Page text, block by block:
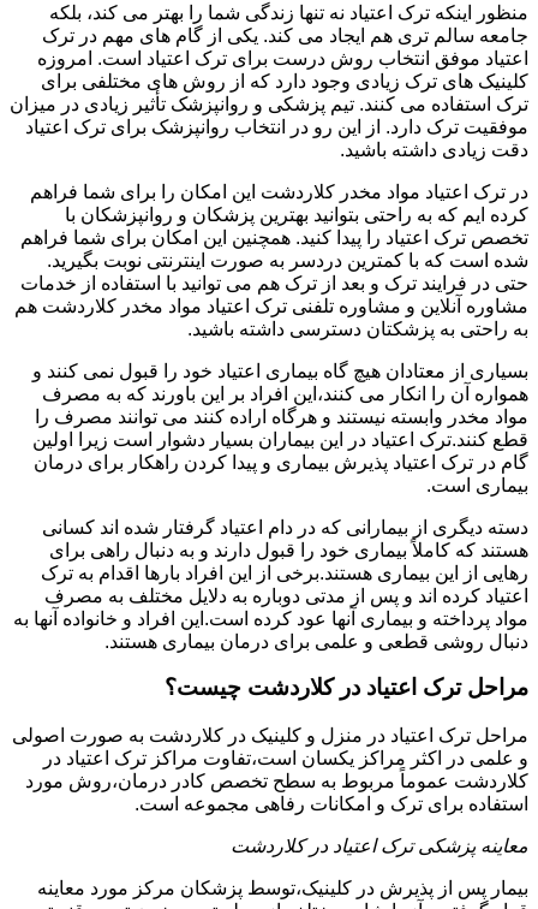
منظور اینکه ترک اعتیاد نه تنها زندگی شما را بهتر می کند، بلکه
جامعه سالم تری هم ایجاد می کند. یکی از گام های مهم در ترک
اعتیاد موفق انتخاب روش درست برای ترک اعتیاد است. امروزه
کلینیک های ترک زیادی وجود دارد که از روش های مختلفی برای
ترک استفاده می کنند. تیم پزشکی و روانپزشک تأثیر زیادی در میزان
موفقیت ترک دارد. از این رو در انتخاب روانپزشک برای ترک اعتیاد
دقت زیادی داشته باشید.
در ترک اعتیاد مواد مخدر کلاردشت این امکان را برای شما فراهم
کرده ایم که به راحتی بتوانید بهترین پزشکان و روانپزشکان با
تخصص ترک اعتیاد را پیدا کنید. همچنین این امکان برای شما فراهم
شده است که با کمترین دردسر به صورت اینترنتی نوبت بگیرید.
حتی در فرایند ترک و بعد از ترک هم می توانید با استفاده از خدمات
مشاوره آنلاین و مشاوره تلفنی ترک اعتیاد مواد مخدر کلاردشت هم
به راحتی به پزشکتان دسترسی داشته باشید.
بسیاری از معتادان هیچ گاه بیماری اعتیاد خود را قبول نمی کنند و
همواره آن را انکار می کنند،این افراد بر این باورند که به مصرف
مواد مخدر وابسته نیستند و هرگاه اراده کنند می توانند مصرف را
قطع کنند.ترک اعتیاد در این بیماران بسیار دشوار است زیرا اولین
گام در ترک اعتیاد پذیرش بیماری و پیدا کردن راهکار برای درمان
بیماری است.
دسته دیگری از بیمارانی که در دام اعتیاد گرفتار شده اند کسانی
هستند که کاملاً بیماری خود را قبول دارند و به دنبال راهی برای
رهایی از این بیماری هستند.برخی از این افراد بارها اقدام به ترک
اعتیاد کرده اند و پس از مدتی دوباره به دلایل مختلف به مصرف
مواد پرداخته و بیماری آنها عود کرده است.این افراد و خانواده آنها به
دنبال روشی قطعی و علمی برای درمان بیماری هستند.
مراحل ترک اعتیاد در کلاردشت چیست؟
مراحل ترک اعتیاد در منزل و کلینیک در کلاردشت به صورت اصولی
و علمی در اکثر مراکز یکسان است،تفاوت مراکز ترک اعتیاد در
کلاردشت عموماً مربوط به سطح تخصص کادر درمان،روش مورد
استفاده برای ترک و امکانات رفاهی مجموعه است.
معاینه پزشکی ترک اعتیاد در کلاردشت
بیمار پس از پذیرش در کلینیک،توسط پزشکان مرکز مورد معاینه